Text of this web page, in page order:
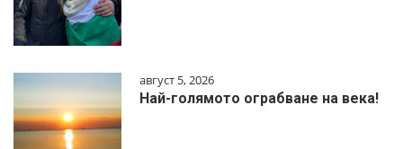
август 5, 2026
Най-голямото ограбване на века!